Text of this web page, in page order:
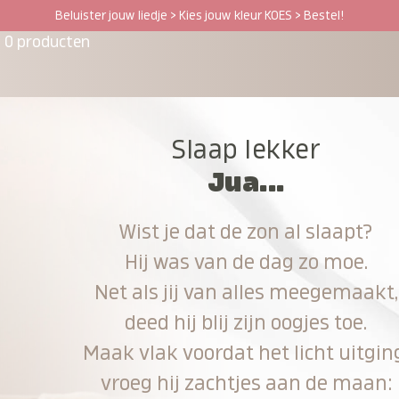
Beluister jouw liedje > Kies jouw kleur KOES > Bestel!
0 producten
Slaap lekker
Jua...
Wist je dat de zon al slaapt?
Hij was van de dag zo moe.
Net als jij van alles meegemaakt,
deed hij blij zijn oogjes toe.
Maak vlak voordat het licht
vroeg hij zachtjes aan de maan: